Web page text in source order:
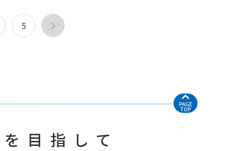
5
PAGE
TOP
目指して